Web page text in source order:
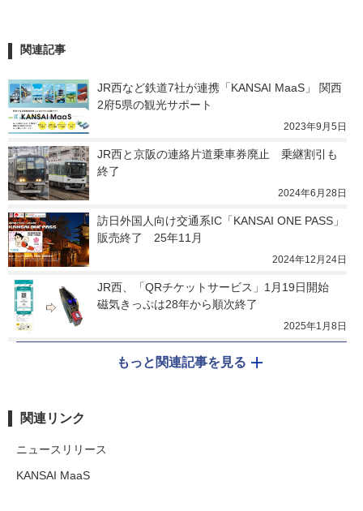
関連記事
JR西など鉄道7社が連携「KANSAI MaaS」 関西
2府5県の観光サポート
2023年9月5日
JR西と京阪の連絡片道乗車券廃止　乗継割引も
終了
2024年6月28日
訪日外国人向け交通系IC「KANSAI ONE PASS」
販売終了　25年11月
2024年12月24日
JR西、「QRチケットサービス」1月19日開始
磁気きっぷは28年から順次終了
2025年1月8日
もっと関連記事を見る
関連リンク
ニュースリリース
KANSAI MaaS